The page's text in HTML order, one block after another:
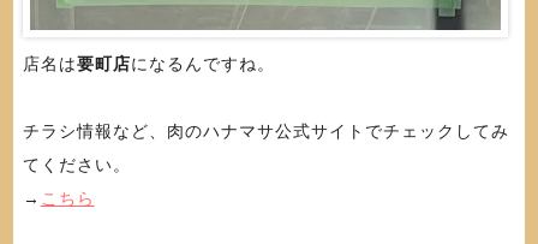
店名は要町店になるんですね。
チラシ情報など、肉のハナマサ公式サイトでチェックしてみ
てください。
→ こちら